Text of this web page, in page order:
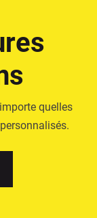
quelles